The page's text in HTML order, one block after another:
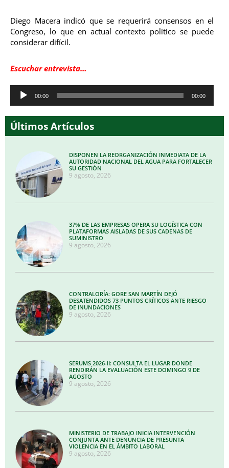
Diego Macera indicó que se requerirá consensos en el
Congreso, lo que en actual contexto político se puede
considerar difícil.
Escuchar entrevista…
Reproductor
00:00 00:00
Últimos Artículos
DISPONEN LA REORGANIZACIÓN INMEDIATA DE LA
AUTORIDAD NACIONAL DEL AGUA PARA FORTALECER
SU GESTIÓN
9 agosto, 2026
37% DE LAS EMPRESAS OPERA SU LOGÍSTICA CON
PLATAFORMAS AISLADAS DE SUS CADENAS DE
SUMINISTRO
9 agosto, 2026
CONTRALORÍA: GORE SAN MARTÍN DEJÓ
DESATENDIDOS 73 PUNTOS CRÍTICOS ANTE RIESGO
DE INUNDACIONES
9 agosto, 2026
SERUMS 2026-II: CONSULTA EL LUGAR DONDE
RENDIRÁN LA EVALUACIÓN ESTE DOMINGO 9 DE
AGOSTO
9 agosto, 2026
MINISTERIO DE TRABAJO INICIA INTERVENCIÓN
CONJUNTA ANTE DENUNCIA DE PRESUNTA
VIOLENCIA EN EL ÁMBITO LABORAL
9 agosto, 2026